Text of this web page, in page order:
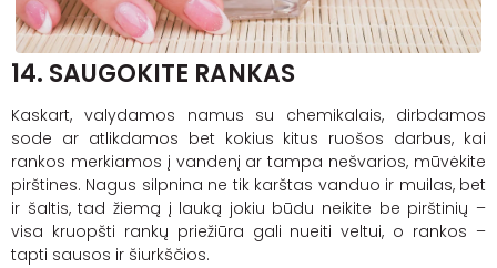
14. SAUGOKITE RANKAS
Kaskart, valydamos namus su chemikalais, dirbdamos
sode ar atlikdamos bet kokius kitus ruošos darbus, kai
rankos merkiamos į vandenį ar tampa nešvarios, mūvėkite
pirštines. Nagus silpnina ne tik karštas vanduo ir muilas, bet
ir šaltis, tad žiemą į lauką jokiu būdu neikite be pirštinių –
visa kruopšti rankų priežiūra gali nueiti veltui, o rankos –
tapti sausos ir šiurkščios.